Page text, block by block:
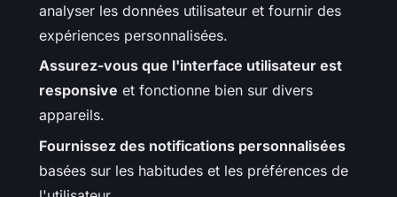
analyser les données utilisateur et fournir des
expériences personnalisées.
Assurez-vous que l'interface utilisateur est
responsive et fonctionne bien sur divers
appareils.
Fournissez des notifications personnalisées
basées sur les habitudes et les préférences de